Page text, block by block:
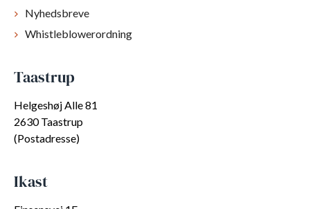
Nyhedsbreve
Whistleblowerordning
Taastrup
Helgeshøj Alle 81
2630 Taastrup
(Postadresse)
Ikast